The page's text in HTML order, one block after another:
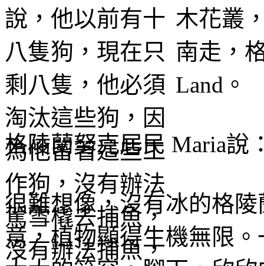
木花叢
南走，
Land。
格陵蘭努克居民 Maria說
很難想像，沒有冰的格
意，植物顯得生機無限